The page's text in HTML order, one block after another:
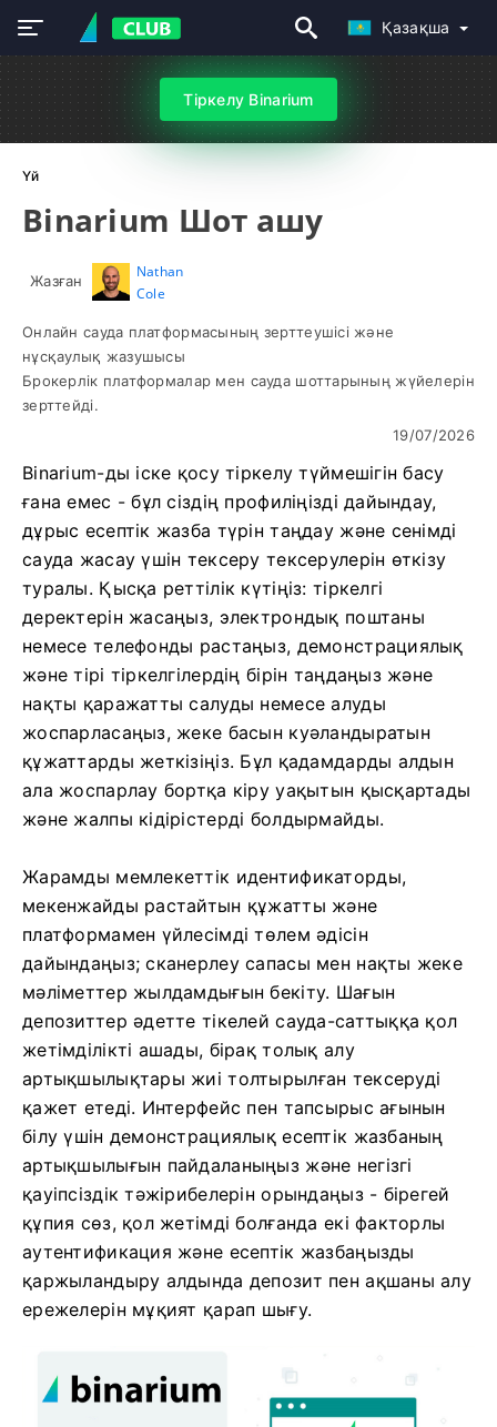
Қазақша
Тіркелу Binarium
Үй
Binarium Шот ашу
Жазған
Nathan
Cole
Онлайн сауда платформасының зерттеушісі және
нұсқаулық жазушысы
Брокерлік платформалар мен сауда шоттарының жүйелерін
зерттейді.
19/07/2026
Binarium-ды іске қосу тіркелу түймешігін басу
ғана емес - бұл сіздің профиліңізді дайындау,
дұрыс есептік жазба түрін таңдау және сенімді
сауда жасау үшін тексеру тексерулерін өткізу
туралы. Қысқа реттілік күтіңіз: тіркелгі
деректерін жасаңыз, электрондық поштаны
немесе телефонды растаңыз, демонстрациялық
және тірі тіркелгілердің бірін таңдаңыз және
нақты қаражатты салуды немесе алуды
жоспарласаңыз, жеке басын куәландыратын
құжаттарды жеткізіңіз. Бұл қадамдарды алдын
ала жоспарлау бортқа кіру уақытын қысқартады
және жалпы кідірістерді болдырмайды.
Жарамды мемлекеттік идентификаторды,
мекенжайды растайтын құжатты және
платформамен үйлесімді төлем әдісін
дайындаңыз; сканерлеу сапасы мен нақты жеке
мәліметтер жылдамдығын бекіту. Шағын
депозиттер әдетте тікелей сауда-саттыққа қол
жетімділікті ашады, бірақ толық алу
артықшылықтары жиі толтырылған тексеруді
қажет етеді. Интерфейс пен тапсырыс ағынын
білу үшін демонстрациялық есептік жазбаның
артықшылығын пайдаланыңыз және негізгі
қауіпсіздік тәжірибелерін орындаңыз - бірегей
құпия сөз, қол жетімді болғанда екі факторлы
аутентификация және есептік жазбаңызды
қаржыландыру алдында депозит пен ақшаны алу
ережелерін мұқият қарап шығу.